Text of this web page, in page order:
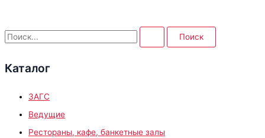
П
и
Каталог
ЗАГС
Ведущие
Рестораны, кафе, банкетные залы